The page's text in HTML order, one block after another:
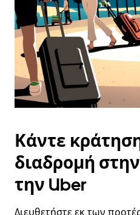
Κάντε
διαδρομή
την Uber
Διευθετήστε εκ των